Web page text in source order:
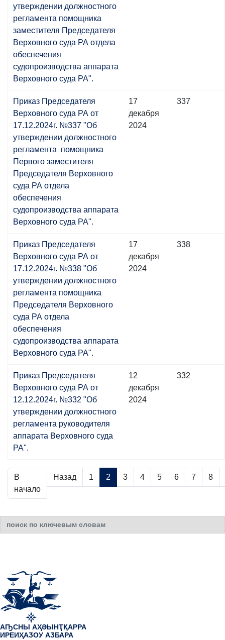
утверждении должностного
регламента помощника
заместителя Председателя
Верховного суда РА отдела
обеспечения
судопроизводства аппарата
Верховного суда РА".
Приказ Председателя
Верховного суда РА от
17.12.2024г. №337 "Об
утверждении должностного
регламента помощника
Первого заместителя
Председателя Верховного
суда РА отдела
обеспечения
судопроизводства аппарата
Верховного суда РА".
17
декабря
2024
337
Приказ Председателя
Верховного суда РА от
17.12.2024г. №338 "Об
утверждении должностного
регламента помощника
Председателя Верховного
суда РА отдела
обеспечения
судопроизводства аппарата
Верховного суда РА".
17
декабря
2024
338
Приказ Председателя
Верховного суда РА от
12.12.2024г. №332 "Об
утверждении должностного
регламента руководителя
аппарата Верховного суда
РА".
12
декабря
2024
332
В
начало
Назад 1 2 3 4 5 6 7 8
АҦСНЫ АҲӘЫНҬҚАРРА
ИРЕИҲАӠОУ АӠБАРА